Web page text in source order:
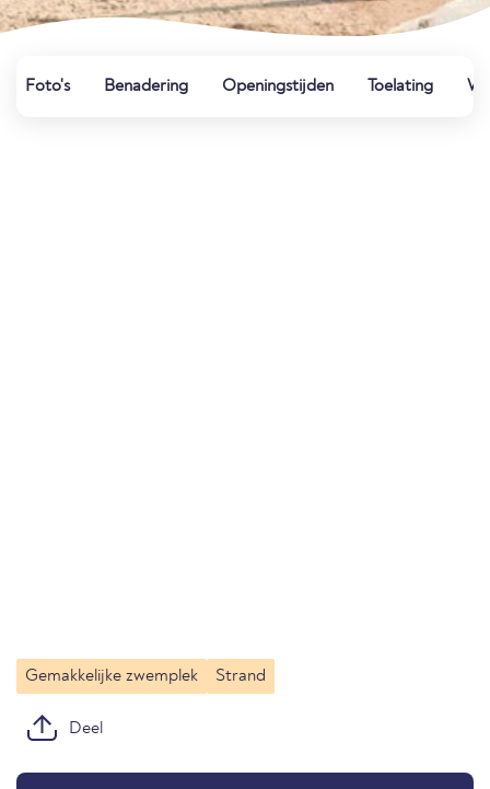
Foto's Benadering Openingstijden Toelating
Gemakkelijke zwemplek Strand
Deel